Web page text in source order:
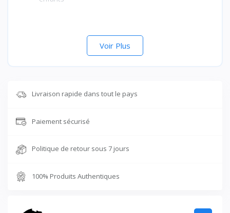
Voir Plus
Livraison rapide dans tout le pays
Paiement sécurisé
Politique de retour sous 7 jours
100% Produits Authentiques